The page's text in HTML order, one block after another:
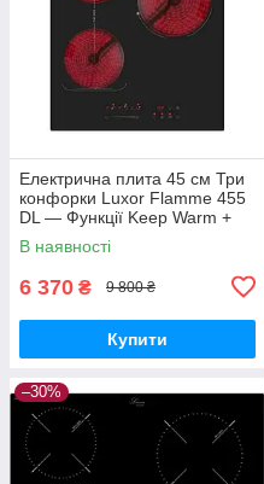
Електрична плита 45 см Три
конфорки Luxor Flamme 455
DL — Функції Keep Warm +
Stop and Go
В наявності
6 370 ₴ 9 800 ₴
Купити
–30%